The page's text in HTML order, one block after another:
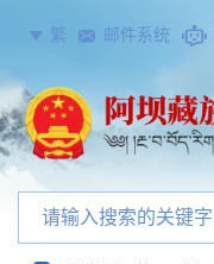
繁 邮件系统